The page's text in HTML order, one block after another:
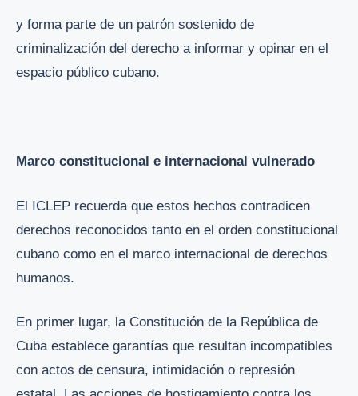
y forma parte de un patrón sostenido de
criminalización del derecho a informar y opinar en el
espacio público cubano.
Marco constitucional e internacional vulnerado
El ICLEP recuerda que estos hechos contradicen
derechos reconocidos tanto en el orden constitucional
cubano como en el marco internacional de derechos
humanos.
En primer lugar, la Constitución de la República de
Cuba establece garantías que resultan incompatibles
con actos de censura, intimidación o represión